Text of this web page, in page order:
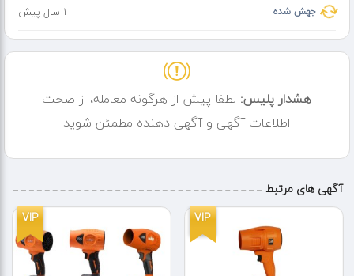
جهش شده 1 سال پیش
هشدار پلیس: لطفا پیش از هرگونه معامله، از صحت
اطلاعات آگهی و آگهی دهنده مطمئن شوید
آگهی های مرتبط
VIP
VIP